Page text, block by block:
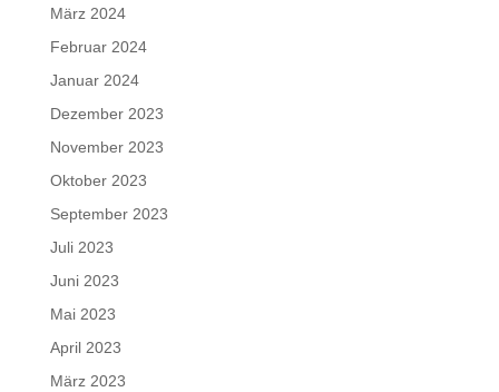
März 2024
Februar 2024
Januar 2024
Dezember 2023
November 2023
Oktober 2023
September 2023
Juli 2023
Juni 2023
Mai 2023
April 2023
März 2023